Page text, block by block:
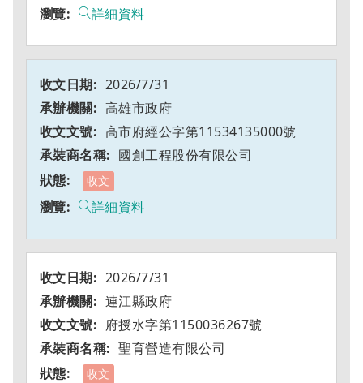
詳細資料
2026/7/31
高雄市政府
高市府經公字第11534135000號
國創工程股份有限公司
收文
詳細資料
2026/7/31
連江縣政府
府授水字第1150036267號
聖育營造有限公司
收文